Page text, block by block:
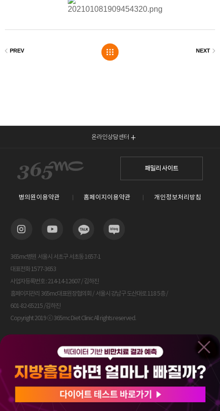
온라인상담센터
패밀리 사이트
병의원이용약관 홈페이지이용약관 개인정보처리방침
365mc병원 서울시 서초구 서초동 1657-1
대표전화 1577-3653
사업자등록번호 : 214-14-12607 / 김하진
홈페이지관리 365mc대표원장협의회 / 서울시 강남구 도산대로 118 5층 /
601-82-65215 /김하진
Copyright 2019 ⓒ 365mc Diet Clinic All rights reserved.